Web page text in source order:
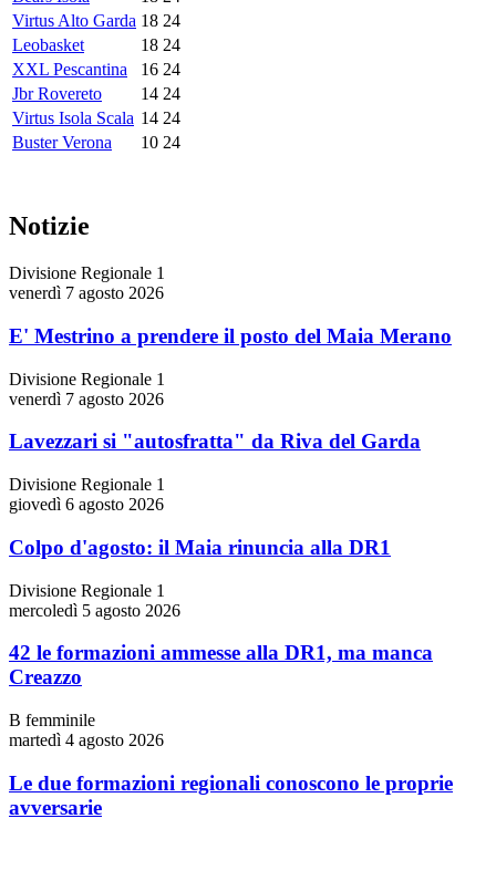
Virtus Alto Garda 18 24
Leobasket
18 24
XXL Pescantina
16 24
Jbr Rovereto
14 24
Virtus Isola Scala 14 24
Buster Verona
10 24
Notizie
Divisione Regionale 1
venerdì 7 agosto 2026
E' Mestrino a prendere il posto del Maia Merano
Divisione Regionale 1
venerdì 7 agosto 2026
Lavezzari si "autosfratta" da Riva del Garda
Divisione Regionale 1
giovedì 6 agosto 2026
Colpo d'agosto: il Maia rinuncia alla DR1
Divisione Regionale 1
mercoledì 5 agosto 2026
42 le formazioni ammesse alla DR1, ma manca
Creazzo
B femminile
martedì 4 agosto 2026
Le due formazioni regionali conoscono le proprie
avversarie